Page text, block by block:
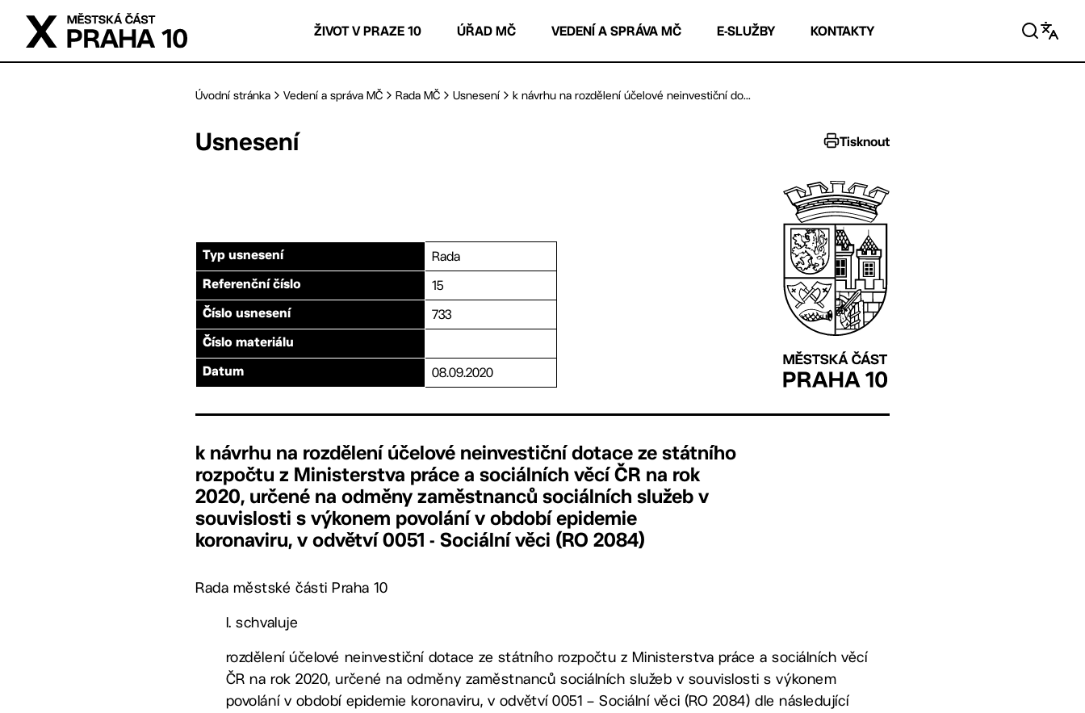
Přejít na hlavní obsah
ŽIVOT V PRAZE 10 ÚŘAD MČ VEDENÍ A SPRÁVA MČ E-SLUŽBY KONTAKTY
Úvodní stránka Vedení a správa MČ Rada MČ Usnesení k návrhu na rozdělení účelové neinvestiční do...
Usnesení Tisknout
Typ usnesení Rada
Referenční číslo 15
Číslo usnesení 733
Číslo materiálu
Datum 08.09.2020
k návrhu na rozdělení účelové neinvestiční dotace ze státního
rozpočtu z Ministerstva práce a sociálních věcí ČR na rok
2020, určené na odměny zaměstnanců sociálních služeb v
souvislosti s výkonem povolání v období epidemie
koronaviru, v odvětví 0051 - Sociální věci (RO 2084)
Rada městské části Praha 10
I. schvaluje
rozdělení účelové neinvestiční dotace ze státního rozpočtu z Ministerstva práce a sociálních věcí
ČR na rok 2020, určené na odměny zaměstnanců sociálních služeb v souvislosti s výkonem
povolání v období epidemie koronaviru, v odvětví 0051 – Sociální věci (RO 2084) dle následující